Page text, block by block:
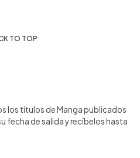
TO TOP
los títulos de Manga publicados
fecha de salida y recíbelos hasta